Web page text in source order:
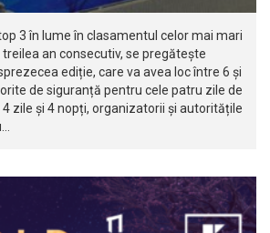
3 în lume în clasamentul celor mai mari
an consecutiv, se pregătește
ediție, care va avea loc între 6 și
de siguranță pentru cele patru zile de
zile și 4 nopți, organizatorii și autoritățile